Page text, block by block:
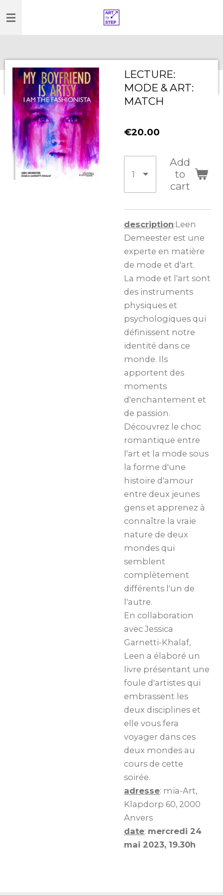
to
main
LECTURE:
MODE & ART:
MATCH
€20.00
Add
to
cart
description:Leen
Demeester est une
experte en matière
de mode et d'art.
La mode et l'art sont
des instruments
physiques et
psychologiques qui
définissent notre
identité dans ce
monde. Ils
apportent des
moments
d'enchantement et
de passion.
Découvrez le choc
romantique entre
l'art et la mode sous
la forme d'une
histoire d'amour
entre deux jeunes
gens et apprenez à
connaître la vraie
nature de deux
mondes qui
semblent
complètement
différents l'un de
l'autre.
En collaboration
avec Jessica
Garnetti-Khalaf,
Leen a élaboré un
livre présentant une
foule d'artistes qui
embrassent les
deux disciplines et
elle vous fera
voyager dans ces
deux mondes au
cours de cette
soirée.
adresse: mia-Art,
Klapdorp 60, 2000
Anvers
date: mercredi 24
mai 2023, 19.30h